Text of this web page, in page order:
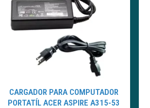
CARGADOR PARA COMPUTADOR
PORTATÍL ACER ASPIRE A315-53